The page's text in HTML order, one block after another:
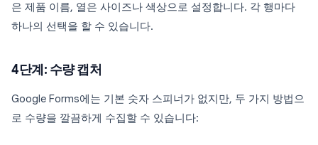
은 제품 이름, 열은 사이즈나 색상으로 설정합니다. 각 행마다
하나의 선택을 할 수 있습니다.
4단계: 수량 캡처
Google Forms에는 기본 숫자 스피너가 없지만, 두 가지 방법으
로 수량을 깔끔하게 수집할 수 있습니다: